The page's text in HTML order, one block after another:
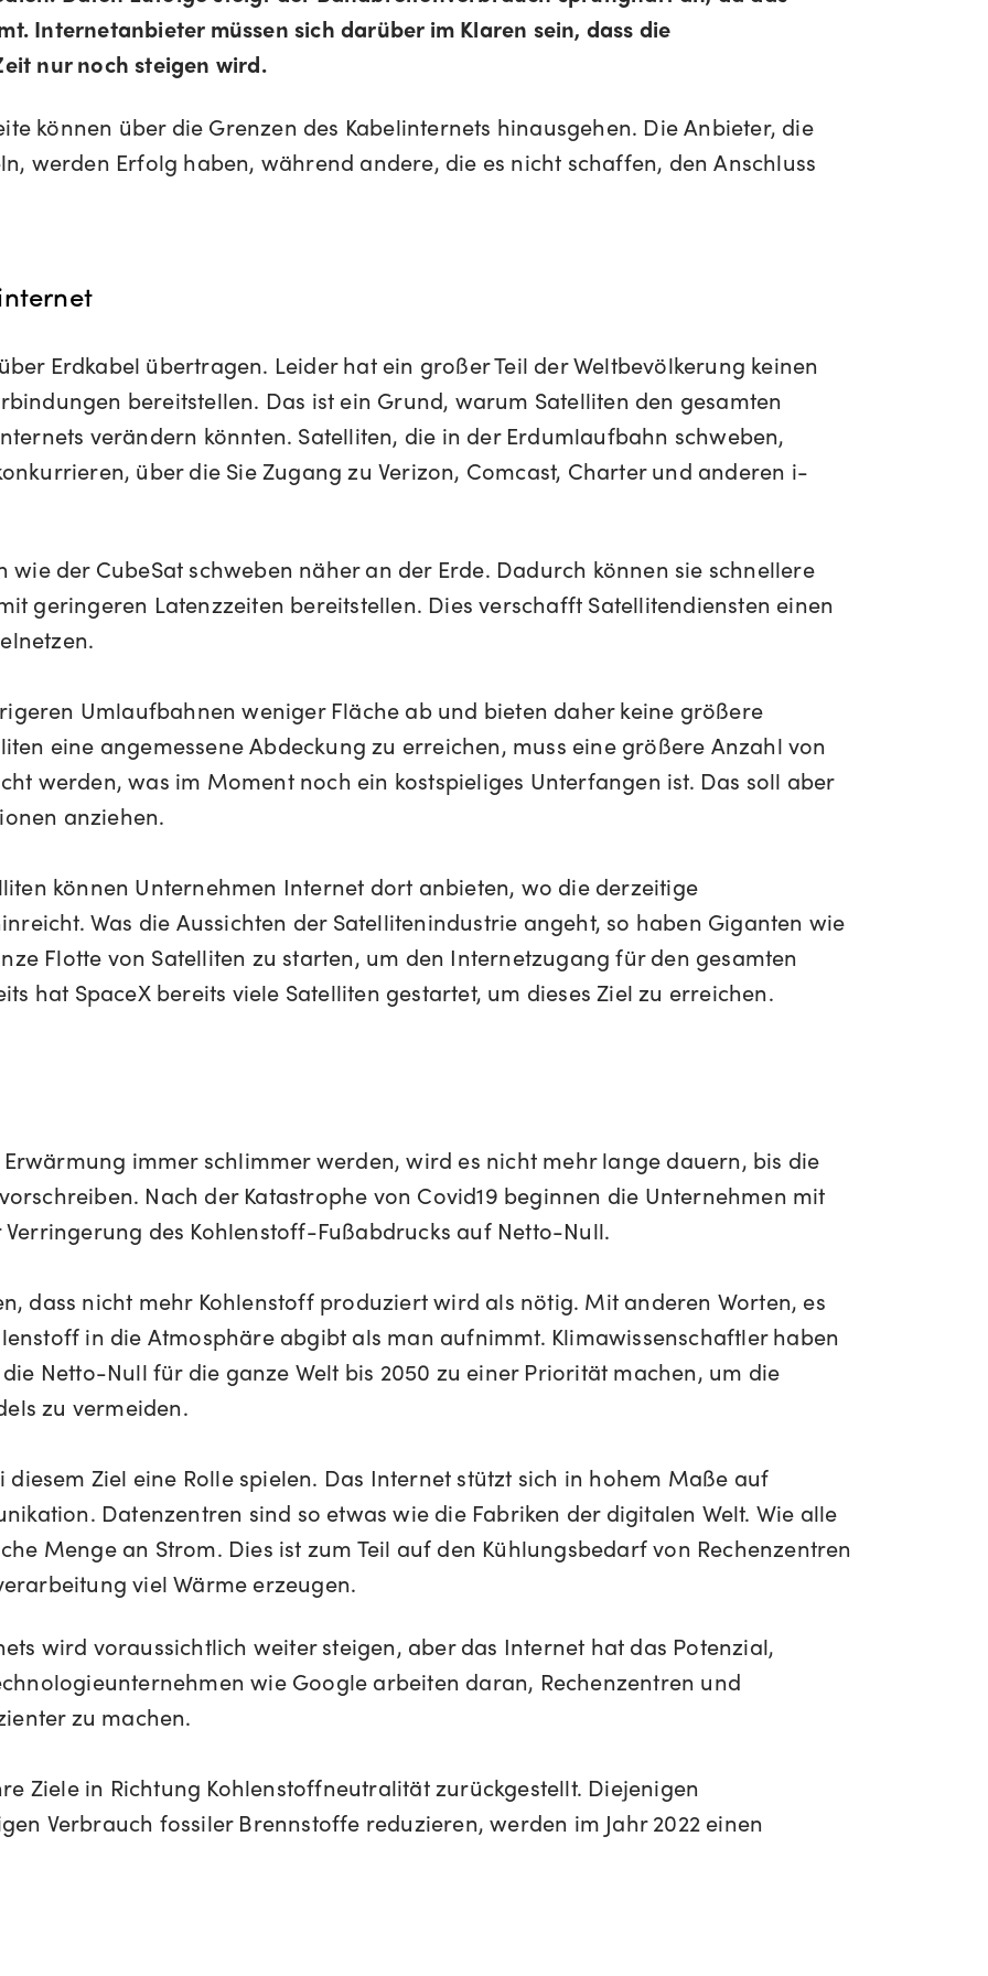
Internetanbieter müssen sich darüber im Klaren sein, dass die
nur noch steigen wird.
können über die Grenzen des Kabelinternets hinausgehen. Die Anbieter, die
werden Erfolg haben, während andere, die es nicht schaffen, den Anschluss
Erdkabel übertragen. Leider hat ein großer Teil der Weltbevölkerung keinen
bereitstellen. Das ist ein Grund, warum Satelliten den gesamten
verändern könnten. Satelliten, die in der Erdumlaufbahn schweben,
über die Sie Zugang zu Verizon, Comcast, Charter und anderen i-
der CubeSat schweben näher an der Erde. Dadurch können sie schnellere
geringeren Latenzzeiten bereitstellen. Dies verschafft Satellitendiensten einen
Umlaufbahnen weniger Fläche ab und bieten daher keine größere
eine angemessene Abdeckung zu erreichen, muss eine größere Anzahl von
werden, was im Moment noch ein kostspieliges Unterfangen ist. Das soll aber
anziehen.
können Unternehmen Internet dort anbieten, wo die derzeitige
Was die Aussichten der Satellitenindustrie angeht, so haben Giganten wie
Flotte von Satelliten zu starten, um den Internetzugang für den gesamten
hat SpaceX bereits viele Satelliten gestartet, um dieses Ziel zu erreichen.
immer schlimmer werden, wird es nicht mehr lange dauern, bis die
Nach der Katastrophe von Covid19 beginnen die Unternehmen mit
des Kohlenstoff-Fußabdrucks auf Netto-Null.
dass nicht mehr Kohlenstoff produziert wird als nötig. Mit anderen Worten, es
in die Atmosphäre abgibt als man aufnimmt. Klimawissenschaftler haben
Netto-Null für die ganze Welt bis 2050 zu einer Priorität machen, um die
zu vermeiden.
Ziel eine Rolle spielen. Das Internet stützt sich in hohem Maße auf
Datenzentren sind so etwas wie die Fabriken der digitalen Welt. Wie alle
Menge an Strom. Dies ist zum Teil auf den Kühlungsbedarf von Rechenzentren
viel Wärme erzeugen.
wird voraussichtlich weiter steigen, aber das Internet hat das Potenzial,
wie Google arbeiten daran, Rechenzentren und
zu machen.
Ziele in Richtung Kohlenstoffneutralität zurückgestellt. Diejenigen
Verbrauch fossiler Brennstoffe reduzieren, werden im Jahr 2022 einen